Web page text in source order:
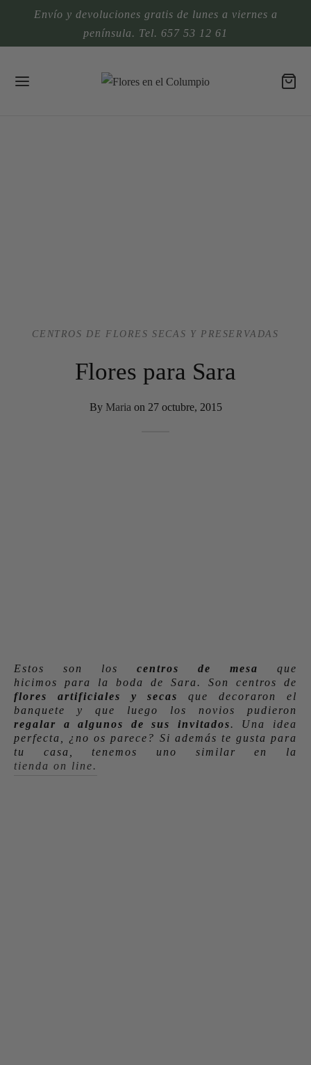
Envío y devoluciones gratis de lunes a viernes a
península. Tel. 657 53 12 61
CENTROS DE FLORES SECAS Y PRESERVADAS
Flores para Sara
By Maria on 27 octubre, 2015
Estos son los centros de mesa
que
hicimos para la boda de Sara. Son centros de
flores artificiales y secas
que decoraron el
banquete y que luego los novios pudieron
regalar a algunos de sus invitados. Una idea
perfecta, ¿no os parece? Si además te gusta para
tu casa, tenemos uno similar en la
tienda on line.